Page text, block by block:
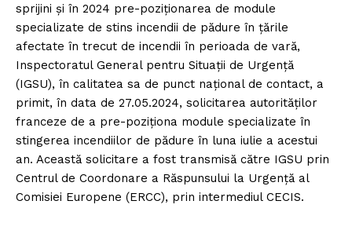
sprijini și în 2024 pre-poziționarea de module
specializate de stins incendii de pădure în țările
afectate în trecut de incendii în perioada de vară,
Inspectoratul General pentru Situații de Urgență
(IGSU), în calitatea sa de punct național de contact, a
primit, în data de 27.05.2024, solicitarea autorităților
franceze de a pre-poziționa module specializate în
stingerea incendiilor de pădure în luna iulie a acestui
an. Această solicitare a fost transmisă către IGSU prin
Centrul de Coordonare a Răspunsului la Urgență al
Comisiei Europene (ERCC), prin intermediul CECIS.